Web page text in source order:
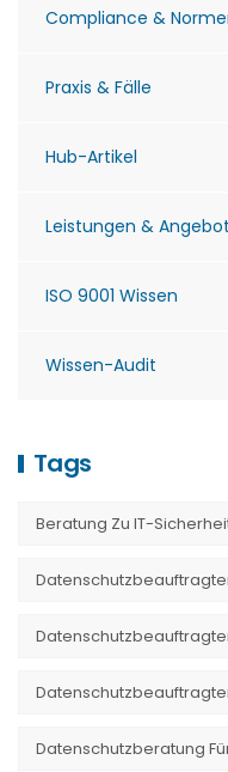
Compliance &
Praxis & Fälle
Hub-Artikel
Leistungen &
ISO 9001 Wissen
Wissen-Audit
Tags
Beratung Zu IT-
Datenschutzberatung